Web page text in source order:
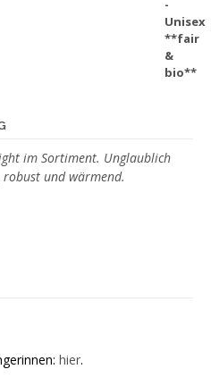
im Sortiment. Unglaublich
und wärmend.
hier.